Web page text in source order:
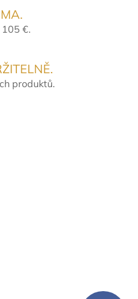
€.
produktů.